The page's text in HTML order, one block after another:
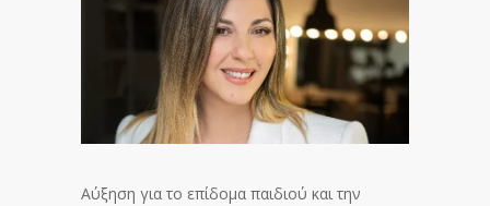
Αύξηση για το επίδομα παιδιού και την